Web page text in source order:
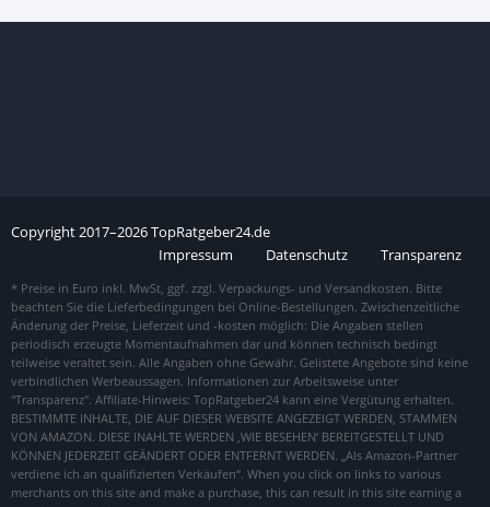
Copyright2017–2026TopRatgeber24.de
Impressum
Datenschutz Transparenz